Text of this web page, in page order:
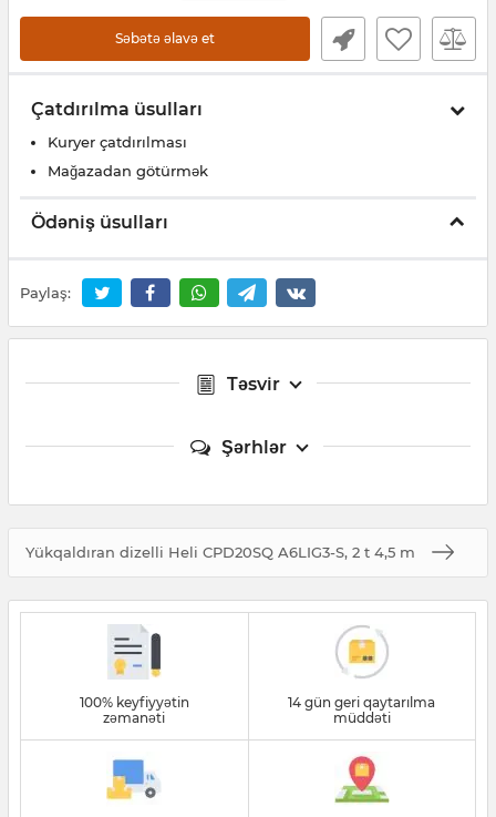
Səbətə əlavə et
Çatdırılma üsulları
Kuryer çatdırılması
Mağazadan götürmək
Ödəniş üsulları
Paylaş:
Təsvir
Şərhlər
Yükqaldıran dizelli Heli CPD20SQ A6LIG3-S, 2 t 4,5 m
100% keyfiyyətin
zəmanəti
14 gün geri qaytarılma
müddəti